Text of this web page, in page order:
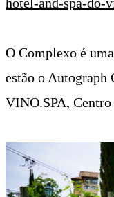
O Complexo é
estão o
VINO.SPA, Centro